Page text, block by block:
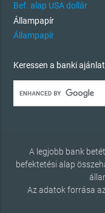
Bef. alap USA dollár
Állampapír
Állampapír
Keressen a banki
A legjobb bank
befektetési alap
Az adatok forrása